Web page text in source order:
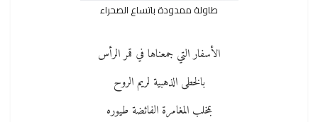
طاولة ممدودة باتساع الصحراء
الأسفار التي جمعناها في قمر الرأس
بالخطى الذهبية لريم الروح
بمخلب المغامرة الفائضة طيوره